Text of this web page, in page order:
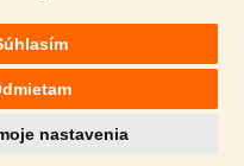
nastavenia
kolesá
11003
Rakúsko